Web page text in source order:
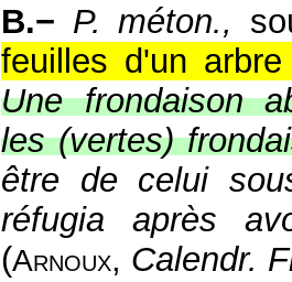
B.− P. méton.,
feuilles d'un
Une frondaison
les (vertes)
être de celui
réfugia après
(Arnoux, Calendr.